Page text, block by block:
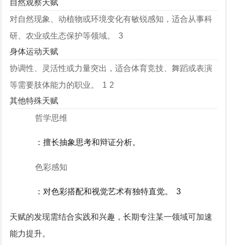
自然观察天赋
对自然现象、动植物或环境变化有敏锐感知，适合从事科
研、农业或生态保护等领域。 ‌
3
身体运动天赋
协调性、灵活性或力量突出，适合体育竞技、舞蹈或表演
等需要肢体能力的职业。 ‌
1 2
其他特殊天赋
哲学思维
：擅长抽象思考和辩证分析。
色彩感知
：对色彩搭配和视觉艺术有独特直觉。 ‌ 3
天赋的发现需结合实践和兴趣，长期专注某一领域可加速
能力提升。 ‌